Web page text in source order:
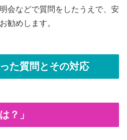
会などで質問をしたうえで、安
勧めします。
た質問とその対応
？」